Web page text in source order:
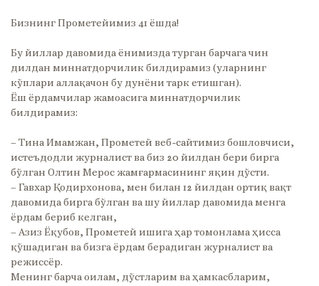
Бизнинг Прометейимиз 41 ёшда!
Бу йиллар давомида ёнимизда турган барчага чин
дилдан миннатдорчилик билдирамиз (уларнинг
кўплари аллақачон бу дунёни тарк етишган).
Ёш ёрдамчилар жамоасига миннатдорчилик
билдирамиз:
– Тина Имамжан, Прометей веб-сайтимиз бошловчиси,
истеъдодли журналист ва биз 20 йилдан бери бирга
бўлган Олтин Мерос жамғармасининг яқин дўсти.
– Гавхар Қодирхонова, мен билан 12 йилдан ортиқ вақт
давомида бирга бўлган ва шу йиллар давомида менга
ёрдам бериб келган,
– Азиз Ёқубов, Прометей ишига ҳар томонлама ҳисса
қўшадиган ва бизга ёрдам берадиган журналист ва
режиссёр.
Менинг барча оилам, дўстларим ва ҳамкасбларим,